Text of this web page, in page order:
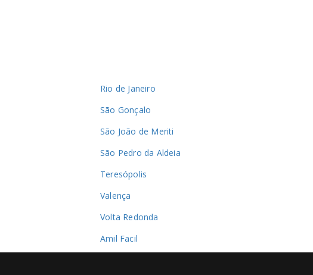
Rio de Janeiro
São Gonçalo
São João de Meriti
São Pedro da Aldeia
Teresópolis
Valença
Volta Redonda
Amil Facil